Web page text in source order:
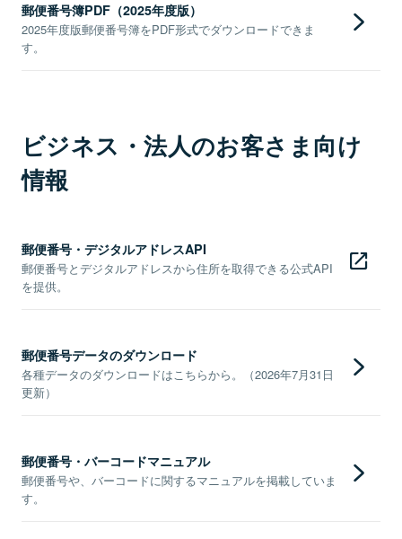
郵便番号簿PDF（2025年度版）
2025年度版郵便番号簿をPDF形式でダウンロードできま
す。
ビジネス・法人のお客さま向け
情報
郵便番号・デジタルアドレスAPI
郵便番号とデジタルアドレスから住所を取得できる公式API
を提供。
郵便番号データのダウンロード
各種データのダウンロードはこちらから。（2026年7月31日
更新）
郵便番号・バーコードマニュアル
郵便番号や、バーコードに関するマニュアルを掲載していま
す。